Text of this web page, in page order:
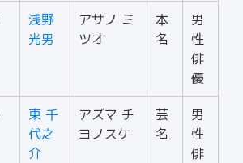
浅野
光男
アサノ ミ
ツオ
本
名
男
性
俳
優
東 千
代之
介
アズマ チ
ヨノスケ
芸
名
男
性
俳